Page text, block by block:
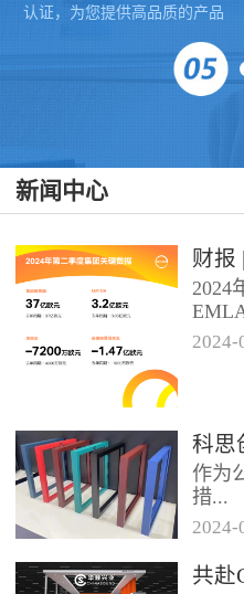
认证，为您提供高品质的产品
新闻中心
2024
2024-
作为
措...
位于
型分
2024-